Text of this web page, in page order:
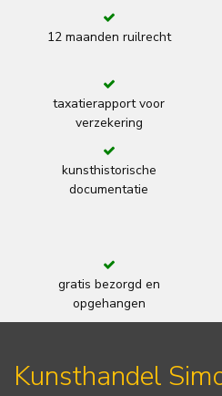
12 maanden ruilrecht
taxatierapport voor
verzekering
kunsthistorische
documentatie
gratis bezorgd en
opgehangen
Kunsthandel